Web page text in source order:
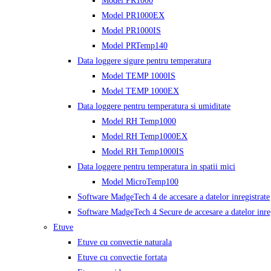
Model PR1000EX
Model PR1000IS
Model PRTemp140
Data loggere sigure pentru temperatura
Model TEMP 1000IS
Model TEMP 1000EX
Data loggere pentru temperatura si umiditate
Model RH Temp1000
Model RH Temp1000EX
Model RH Temp1000IS
Data loggere pentru temperatura in spatii mici
Model MicroTemp100
Software MadgeTech 4 de accesare a datelor inregistrate
Software MadgeTech 4 Secure de accesare a datelor
Etuve
Etuve cu convectie naturala
Etuve cu convectie fortata